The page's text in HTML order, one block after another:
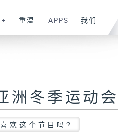
重温 APPS 我们
洲冬季运动会
欢这个节目吗?